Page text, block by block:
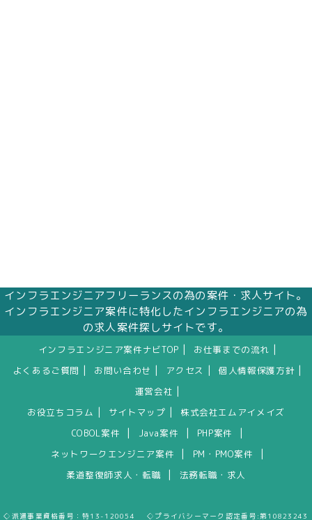
インフラエンジニアフリーランスの為の案件・求人サイト。
インフラエンジニア案件に特化したインフラエンジニアの為
の求人案件探しサイトです。
インフラエンジニア案件ナビTOP お仕事までの流れ
よくあるご質問 お問い合わせ アクセス 個人情報保護方針
運営会社
お役立ちコラム サイトマップ
株式会社エムアイメイズ
COBOL案件
Java案件 PHP案件
ネットワークエンジニア案件 PM・PMO案件
柔道整復師求人・転職 法務転職・求人
◇派遣事業資格番号：特13-120054 ◇プライバシーマーク認定番号:第10823243